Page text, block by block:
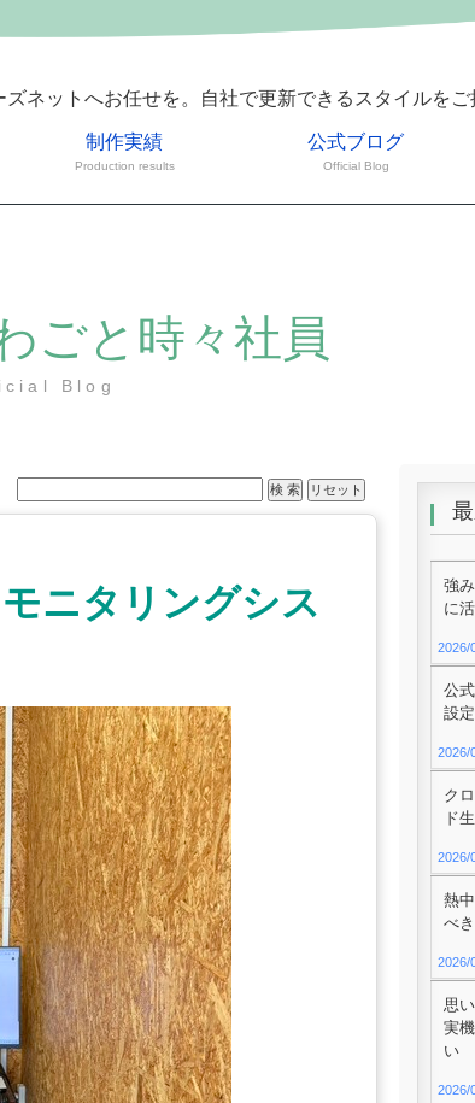
ネットへお任せを。自社で更新できるスタイルをご
制作実績
Production results
公式ブログ
Official Blog
ごと時々社員
Blog
ニタリングシス
強
に
2026/
公
設
2026/
ク
ド
2026/
熱
べ
2026/
思
実
い
2026/